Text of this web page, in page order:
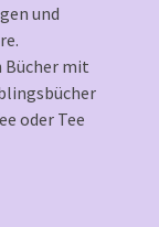
und
mit
oder Tee